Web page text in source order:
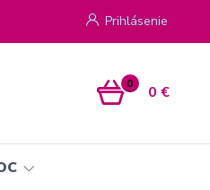
Prihlásenie
0 0 €